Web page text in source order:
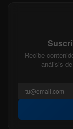
Recibe
análisis